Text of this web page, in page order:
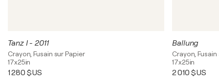
Tanz I - 2011
Crayon, Fusain sur Papier
17x25in
1 280 $US
Ballung
Crayon,
17x25in
2 010 $US